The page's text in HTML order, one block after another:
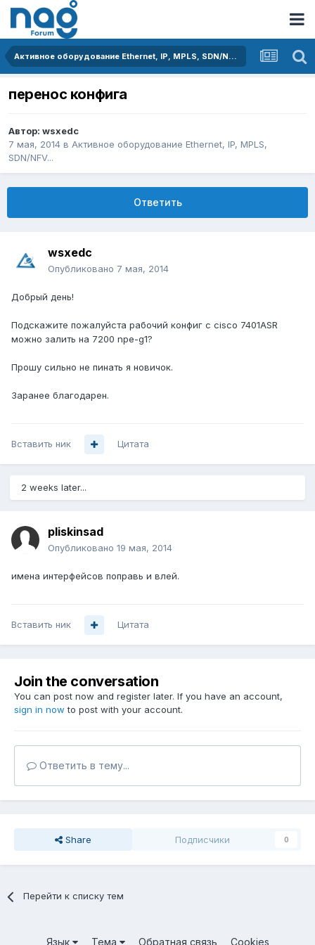
Активное оборудование Ethernet, IP, MPLS, SDN/NFV...
перенос конфига
Автор: wsxedc
7 мая, 2014 в Активное оборудование Ethernet, IP, MPLS,
SDN/NFV...
Ответить
wsxedc
Опубликовано 7 мая, 2014
Добрый день!
Подскажите пожалуйста рабочий конфиг с cisco 7401ASR
можно залить на 7200 npe-g1?
Прошу сильно не пинать я новичок.
Заранее благодарен.
Вставить ник Цитата
2 weeks later...
pliskinsad
Опубликовано 19 мая, 2014
имена интерфейсов поправь и влей.
Вставить ник Цитата
Join the conversation
You can post now and register later. If you have an account,
sign in now to post with your account.
Ответить в тему...
Share Подписчики 0
Перейти к списку тем
Язык Тема Обратная связь Cookies